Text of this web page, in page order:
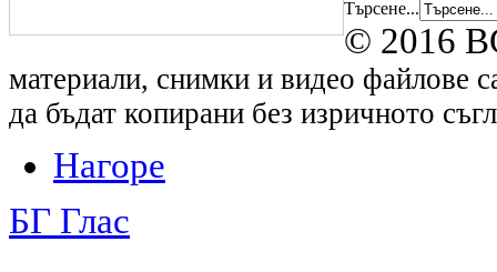
Търсене...
© 2016
материали, снимки и видео файлове
да бъдат копирани без изричното
Нагоре
БГ Глас